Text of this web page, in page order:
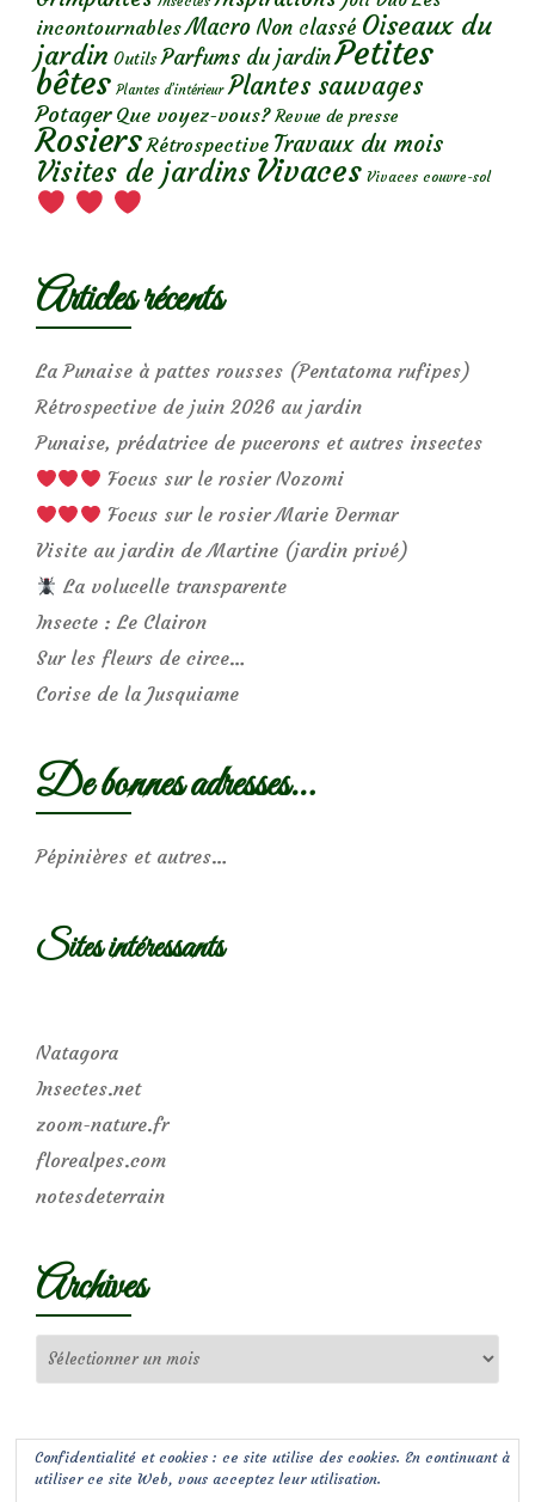
incontournables Macro Non classé Oiseaux du
jardin Outils Parfums du jardinPetites
bêtes Plantes d’intérieur Plantes sauvages
Potager Que voyez-vous? Revue de presse
Rosiers Rétrospective Travaux du mois
Visites de jardins Vivaces Vivaces couvre-sol
Articles récents
La Punaise à pattes rousses (Pentatoma rufipes)
Rétrospective de juin 2026 au jardin
Punaise, prédatrice de pucerons et autres insectes
Focus sur le rosier Nozomi
Focus sur le rosier Marie Dermar
Visite au jardin de Martine (jardin privé)
La volucelle transparente
Insecte : Le Clairon
Sur les fleurs de circe…
Corise de la Jusquiame
De bonnes adresses…
Pépinières et autres…
Sites intéressants
Natagora
Insectes.net
zoom-nature.fr
florealpes.com
notesdeterrain
Archives
Confidentialité et cookies : ce site utilise des cookies. En continuant à
utiliser ce site Web, vous acceptez leur utilisation.